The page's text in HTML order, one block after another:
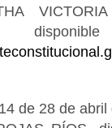
VICTORIA
de 28 de abril